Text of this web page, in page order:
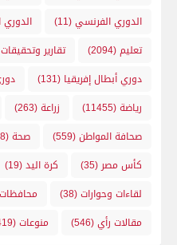
الدوري الفرنسي(11)
تعليم(2094) تقارير وتحقيقات
دوري أبطال إفريقيا (131)
رياضة(11455) زراعة(263)
صحافة المواطن(559) صحة(1118)
كأس مصر (35) كرة اليد(19)
لقاءات وحوارات(38) محافظات
مقالات رأي(546) منوعات(419)